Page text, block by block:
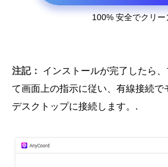
100% 安全でクリー
注記：
インストールが完了したら
て画面上の指示に従い、有線接続で
デスクトップに接続します。.